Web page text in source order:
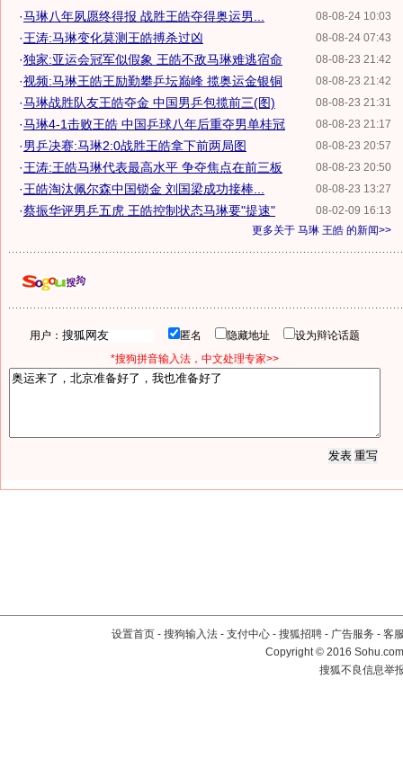
08-08-24 10:03
·马琳八年夙愿终得报 战胜王皓夺得奥运男...
08-08-24 07:43
·王涛:马琳变化莫测王皓搏杀过凶
08-08-23 21:42
·独家:亚运会冠军似假象 王皓不敌马琳难逃宿命
08-08-23 21:42
·视频:马琳王皓王励勤攀乒坛巅峰 揽奥运金银铜
08-08-23 21:31
·马琳战胜队友王皓夺金 中国男乒包揽前三(图)
08-08-23 21:17
·马琳4-1击败王皓 中国乒球八年后重夺男单桂冠
08-08-23 20:57
·男乒决赛:马琳2:0战胜王皓拿下前两局图
08-08-23 20:50
·王涛:王皓马琳代表最高水平 争夺焦点在前三板
08-08-23 13:27
·王皓淘汰佩尔森中国锁金 刘国梁成功接棒...
08-02-09 16:13
·蔡振华评男乒五虎 王皓控制状态马琳要"提速"
更多关于 马琳 王皓 的新闻>>
用户： 匿名 隐藏地址
设为辩论话题
*搜狗拼音输入法，中文处理专家>>
设置首页 - 搜狗输入法 - 支付中心 - 搜狐招聘 - 广告服务 - 客
Copyright©2016
搜狐不良信息举